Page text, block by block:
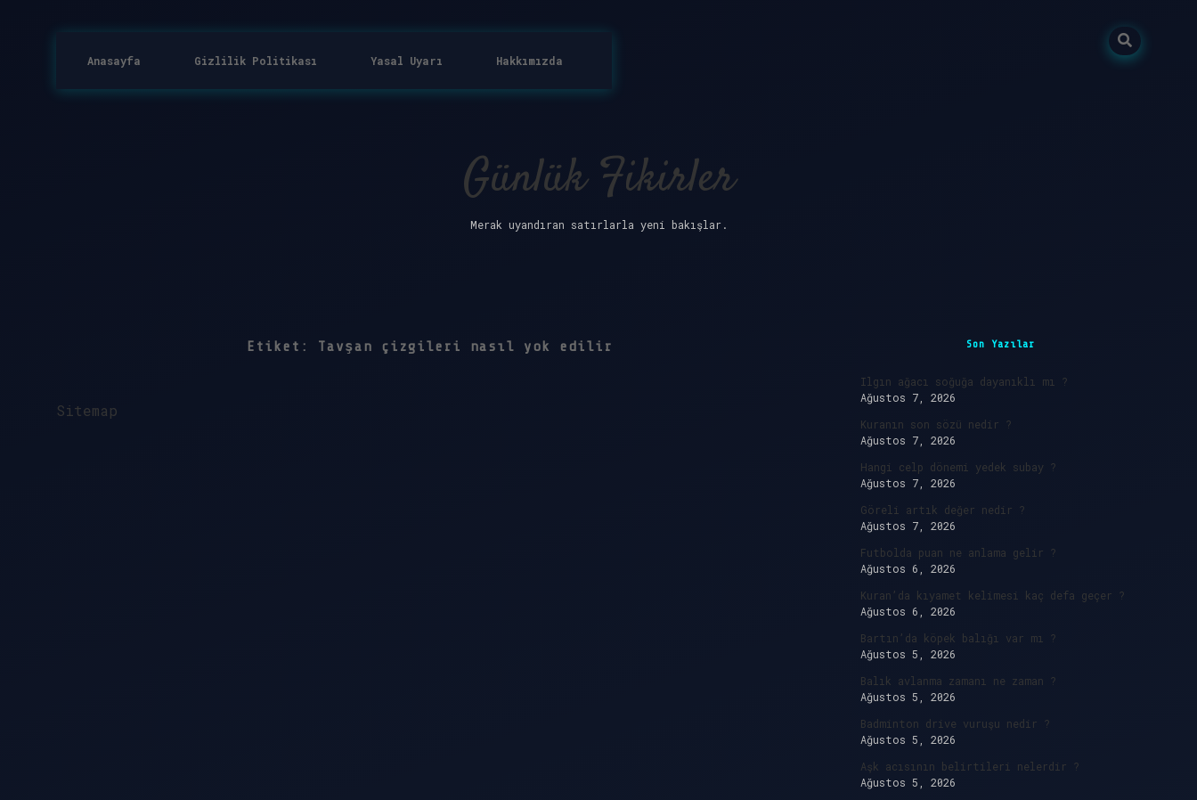
Anasayfa Gizlilik Politikası Yasal Uyarı Hakkımızda
Günlük Fikirler
Merak uyandıran satırlarla yeni bakışlar.
Etiket: Tavşan çizgileri nasıl yok edilir
Sitemap
SidebarSon Yazılar
Ilgın ağacı soğuğa dayanıklı mı ?
Ağustos 7, 2026
Kuranın son sözü nedir ?
Ağustos 7, 2026
Hangi celp dönemi yedek subay ?
Ağustos 7, 2026
Göreli artık değer nedir ?
Ağustos 7, 2026
Futbolda puan ne anlama gelir ?
Ağustos 6, 2026
Kuran’da kıyamet kelimesi kaç defa geçer ?
Ağustos 6, 2026
Bartın’da köpek balığı var mı ?
Ağustos 5, 2026
Balık avlanma zamanı ne zaman ?
Ağustos 5, 2026
Badminton drive vuruşu nedir ?
Ağustos 5, 2026
Aşk acısının belirtileri nelerdir ?
Ağustos 5, 2026